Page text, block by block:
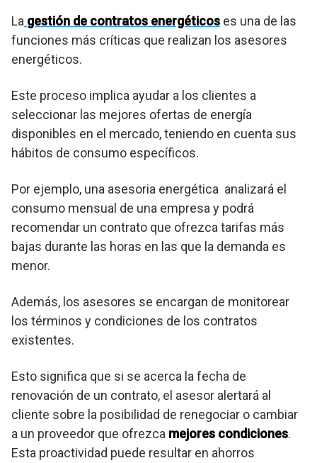
La gestión de contratos energéticos es una de las
funciones más críticas que realizan los asesores
energéticos.
Este proceso implica ayudar a los clientes a
seleccionar las mejores ofertas de energía
disponibles en el mercado, teniendo en cuenta sus
hábitos de consumo específicos.
Por ejemplo, una asesoria energética analizará el
consumo mensual de una empresa y podrá
recomendar un contrato que ofrezca tarifas más
bajas durante las horas en las que la demanda es
menor.
Además, los asesores se encargan de monitorear
los términos y condiciones de los contratos
existentes.
Esto significa que si se acerca la fecha de
renovación de un contrato, el asesor alertará al
cliente sobre la posibilidad de renegociar o cambiar
a un proveedor que ofrezca mejores condiciones.
Esta proactividad puede resultar en ahorros